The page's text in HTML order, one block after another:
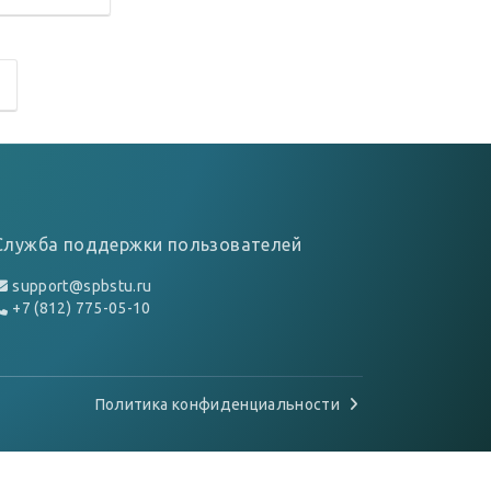
поддержки пользователей
support@spbstu.ru
+7 (812) 775-05-10
Политика конфиденциальности